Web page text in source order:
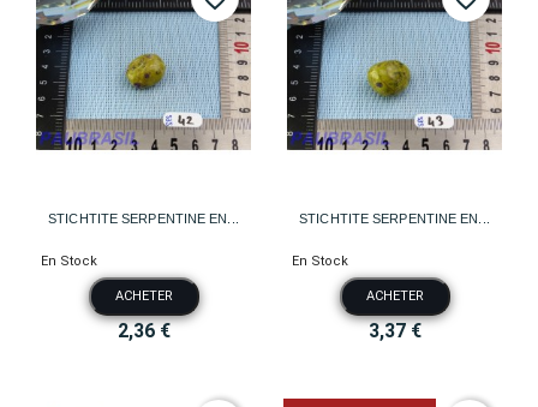
STICHTITE SERPENTINE EN...
En Stock
ACHETER
2,36 €
STICHTITE SERPENTINE EN...
En Stock
ACHETER
3,37 €